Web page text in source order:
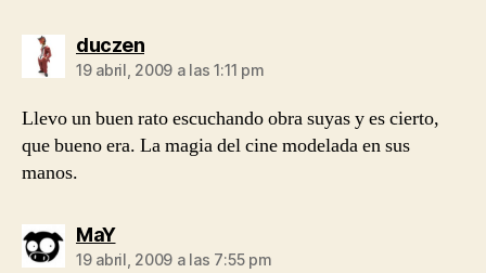
duczendice:
19 abril, 2009 a las 1:11 pm
Llevo un buen rato escuchando obra suyas y es cierto,
que bueno era. La magia del cine modelada en sus
manos.
MaYdice:
19 abril, 2009 a las 7:55 pm